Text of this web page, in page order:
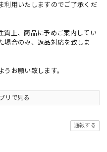
利用いたしますのでご了承くだ
質上、商品に予めご案内してい
場合のみ、返品対応を致しま
お願い致します。
リで見る
通報する